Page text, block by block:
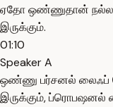
ஏதோ ஒண்ணுதான் நல்லா
இருக்கும்.
01:10
Speaker A
ஒண்ணு பர்சனல் லைஃப்
இருக்கும், ப்ரொபஷனல்